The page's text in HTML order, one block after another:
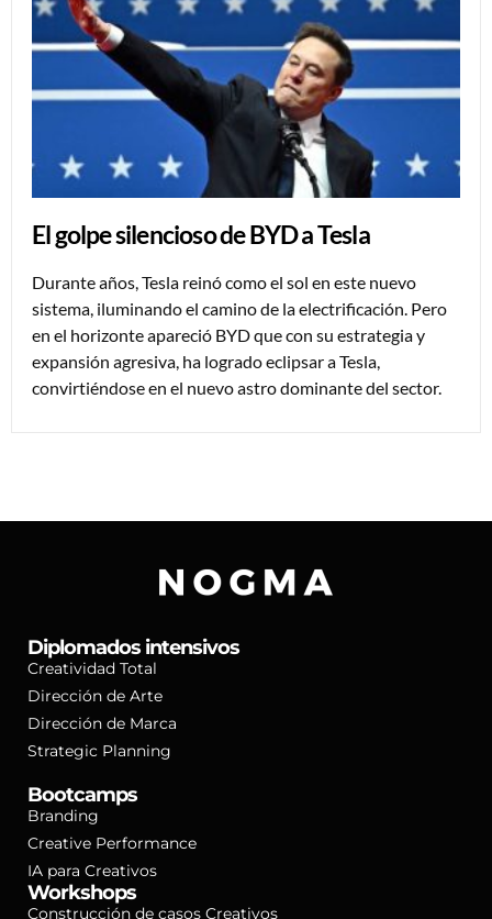
El golpe silencioso de BYD a Tesla
Durante años, Tesla reinó como el sol en este nuevo
sistema, iluminando el camino de la electrificación. Pero
en el horizonte apareció BYD que con su estrategia y
expansión agresiva, ha logrado eclipsar a Tesla,
convirtiéndose en el nuevo astro dominante del sector.
Diplomados intensivos
Creatividad Total
Dirección de Arte
Dirección de Marca
Strategic Planning
Bootcamps
Branding
Creative Performance
IA para Creativos
Workshops
Construcción de casos Creativos